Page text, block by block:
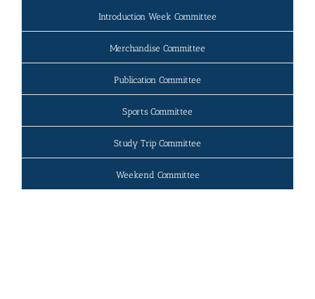
Introduction Week Committee
Merchandise Committee
Publication Committee
Sports Committee
Study Trip Committee
Weekend Committee